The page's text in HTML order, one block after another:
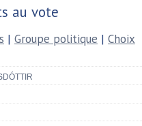
au vote
| Groupe politique | Choix